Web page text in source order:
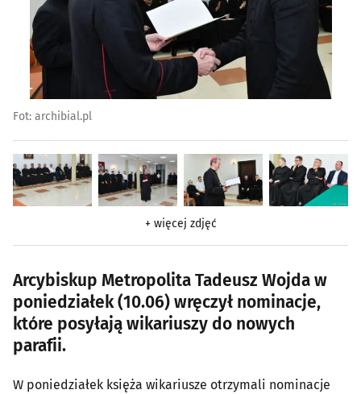
Fot: archibial.pl
+ więcej zdjęć
Arcybiskup Metropolita Tadeusz Wojda w
poniedziałek (10.06) wręczył nominacje,
które posyłają wikariuszy do nowych
parafii.
W poniedziałek księża wikariusze otrzymali nominacje